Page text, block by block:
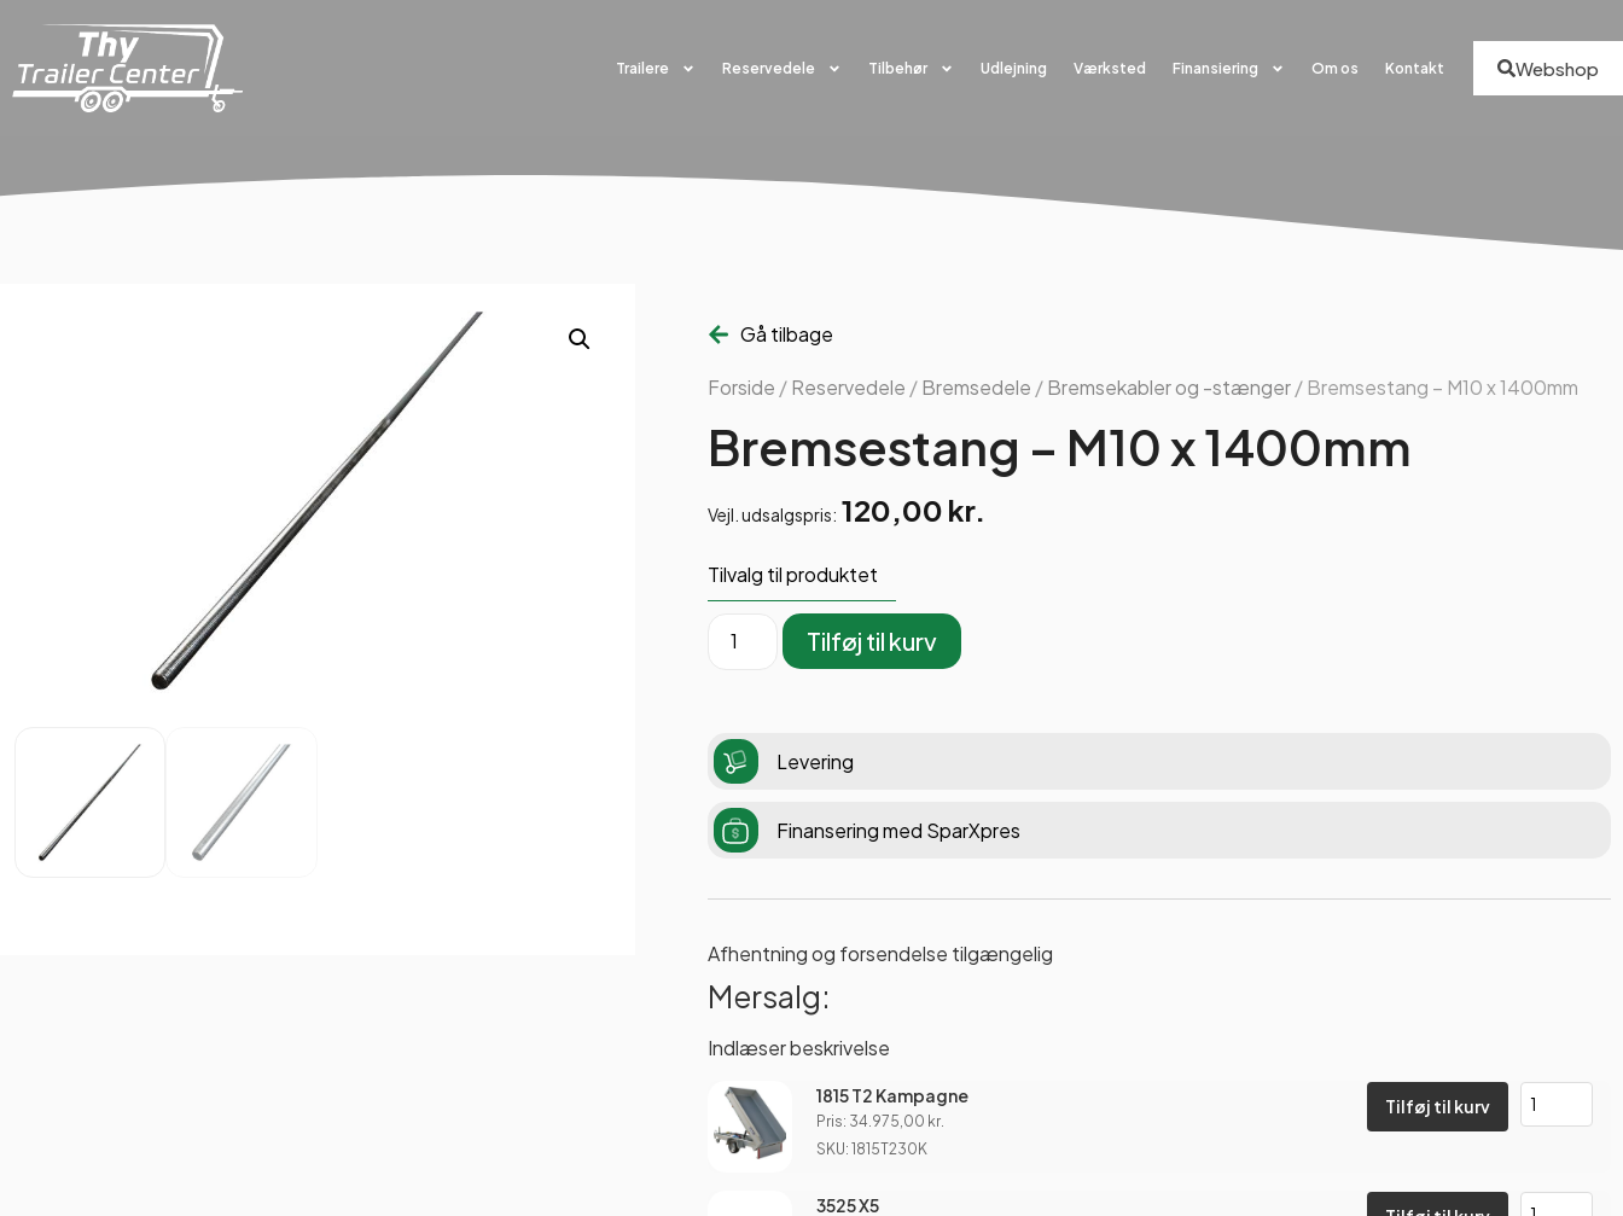
Trailere Reservedele Tilbehør Udlejning Værksted Finansiering Om os Kontakt Webshop
Gå tilbage
Forside /Reservedele /Bremsedele /Bremsekabler og -stænger/ Bremsestang – M10 x 1400mm
Bremsestang – M10 x 1400mm
Vejl. udsalgspris: 120,00 kr.
Tilvalg til produktet
Tilføj til kurv
Levering
Finansering med SparXpres
Afhentning og forsendelse tilgængelig
Mersalg:
Indlæser beskrivelse
1815 T2 Kampagne
Pris: 34.975,00 kr.
SKU: 1815T230K
Tilføj til kurv
3525 X5